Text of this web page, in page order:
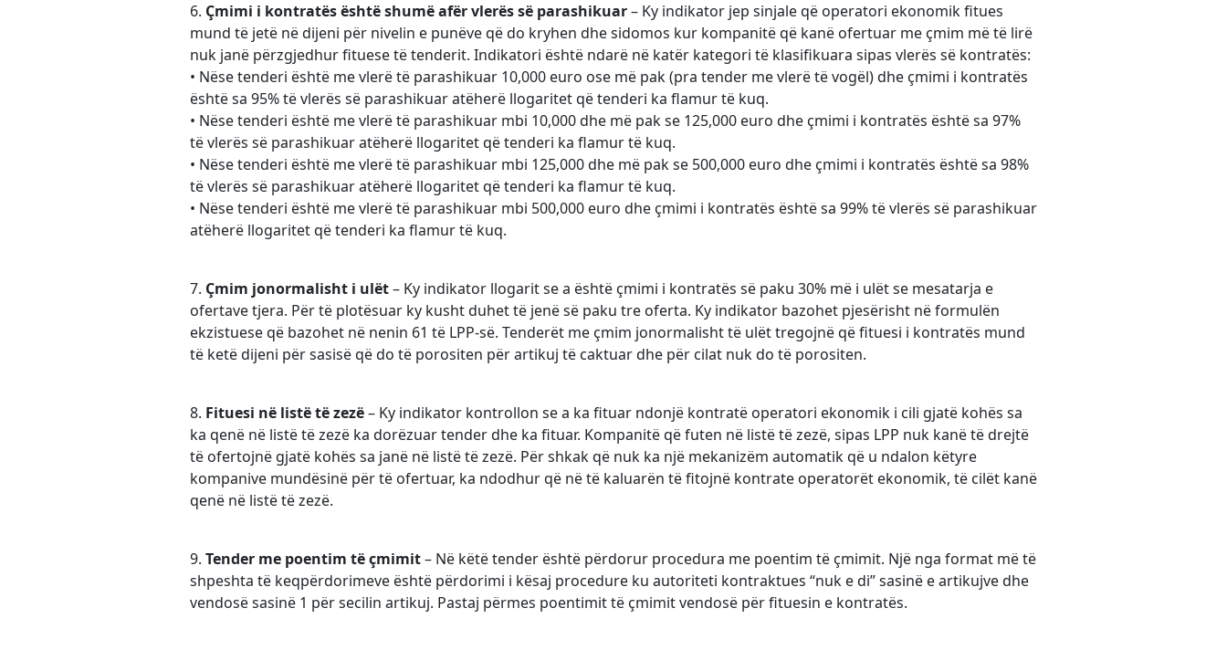
6. Çmimi i kontratës është shumë afër vlerës së parashikuar– Ky indikator jep sinjale që operatori ekonomik fitues
mund të jetë në dijeni për nivelin e punëve që do kryhen dhe sidomos kur kompanitë që kanë ofertuar me çmim më të lirë
nuk janë përzgjedhur fituese të tenderit. Indikatori është ndarë në katër kategori të klasifikuara sipas vlerës së kontratës:
• Nëse tenderi është me vlerë të parashikuar 10,000 euro ose më pak (pra tender me vlerë të vogël) dhe çmimi i kontratës
është sa 95% të vlerës së parashikuar atëherë llogaritet që tenderi ka flamur të kuq.
• Nëse tenderi është me vlerë të parashikuar mbi 10,000 dhe më pak se 125,000 euro dhe çmimi i kontratës është sa 97%
të vlerës së parashikuar atëherë llogaritet që tenderi ka flamur të kuq.
• Nëse tenderi është me vlerë të parashikuar mbi 125,000 dhe më pak se 500,000 euro dhe çmimi i kontratës është sa 98%
të vlerës së parashikuar atëherë llogaritet që tenderi ka flamur të kuq.
• Nëse tenderi është me vlerë të parashikuar mbi 500,000 euro dhe çmimi i kontratës është sa 99% të vlerës së parashikuar
atëherë llogaritet që tenderi ka flamur të kuq.
7. Çmim jonormalisht i ulët– Ky indikator llogarit se a është çmimi i kontratës së paku 30% më i ulët se mesatarja e
ofertave tjera. Për të plotësuar ky kusht duhet të jenë së paku tre oferta. Ky indikator bazohet pjesërisht në formulën
ekzistuese që bazohet në nenin 61 të LPP-së. Tenderët me çmim jonormalisht të ulët tregojnë që fituesi i kontratës mund
të ketë dijeni për sasisë që do të porositen për artikuj të caktuar dhe për cilat nuk do të porositen.
8. Fituesi në listë të zezë– Ky indikator kontrollon se a ka fituar ndonjë kontratë operatori ekonomik i cili gjatë kohës sa
ka qenë në listë të zezë ka dorëzuar tender dhe ka fituar. Kompanitë që futen në listë të zezë, sipas LPP nuk kanë të drejtë
të ofertojnë gjatë kohës sa janë në listë të zezë. Për shkak që nuk ka një mekanizëm automatik që u ndalon këtyre
kompanive mundësinë për të ofertuar, ka ndodhur që në të kaluarën të fitojnë kontrate operatorët ekonomik, të cilët kanë
qenë në listë të zezë.
9. Tender me poentim të çmimit– Në këtë tender është përdorur procedura me poentim të çmimit. Një nga format më të
shpeshta të keqpërdorimeve është përdorimi i kësaj procedure ku autoriteti kontraktues “nuk e di” sasinë e artikujve dhe
vendosë sasinë 1 për secilin artikuj. Pastaj përmes poentimit të çmimit vendosë për fituesin e kontratës.